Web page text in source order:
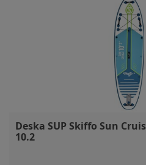
Deska SUP Skiffo Sun
10.2